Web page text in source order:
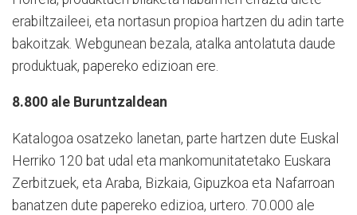
erabiltzaileei, eta nortasun propioa hartzen du adin tarte
bakoitzak. Webgunean bezala, atalka antolatuta daude
produktuak, papereko edizioan ere.
8.800 ale Buruntzaldean
Katalogoa osatzeko lanetan, parte hartzen dute Euskal
Herriko 120 bat udal eta mankomunitatetako Euskara
Zerbitzuek, eta Araba, Bizkaia, Gipuzkoa eta Nafarroan
banatzen dute papereko edizioa, urtero. 70.000 ale